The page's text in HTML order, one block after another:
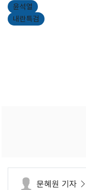
윤석열
내란특검
문혜원 기자